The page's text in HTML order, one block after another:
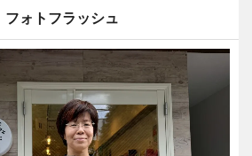
フォトフラッシュ